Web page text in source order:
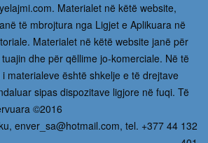
Materialet në këtë website,
të mbrojtura nga Ligjet e Aplikuara në
Materialet në këtë website janë për
dhe për qëllime jo-komerciale. Në të
materialeve është shkelje e të drejtave
sipas dispozitave ligjore në fuqi. Të
©2016
enver_sa@hotmail.com, tel. +377 44 132